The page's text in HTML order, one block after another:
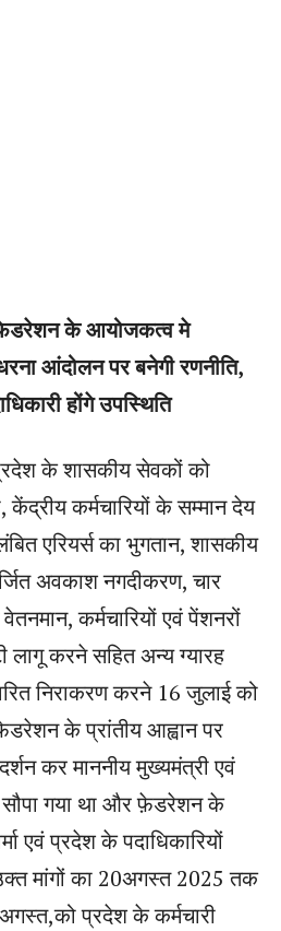
फेडरेशन के आयोजकत्व मे
आंदोलन पर बनेगी रणनीति,
होंगे उपस्थिति
के शासकीय सेवकों को
कर्मचारियों के सम्मान देय
एरियर्स का भुगतान, शासकीय
अवकाश नगदीकरण, चार
कर्मचारियों एवं पेंशनरों
लागू करने सहित अन्य ग्यारह
निराकरण करने 16 जुलाई को
के प्रांतीय आह्वान पर
कर माननीय मुख्यमंत्री एवं
सौपा गया था और फ़ेडरेशन के
एवं प्रदेश के पदाधिकारियों
उक्त मांगों का 20अगस्त 2025 तक
प्रदेश के कर्मचारी